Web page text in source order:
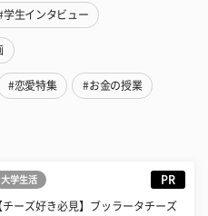
学生インタビュー
#恋愛特集 #お金の授業
大学生活 PR
チーズ好き必見】ブッラータチーズ